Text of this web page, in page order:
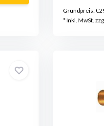
Grundpreis:
* Inkl. MwSt.